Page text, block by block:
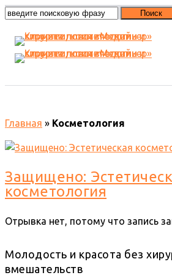
Главная » Косметология
Защищено:
косметология
Отрывка нет, потому что запись
Молодость и красота без
вмешательств